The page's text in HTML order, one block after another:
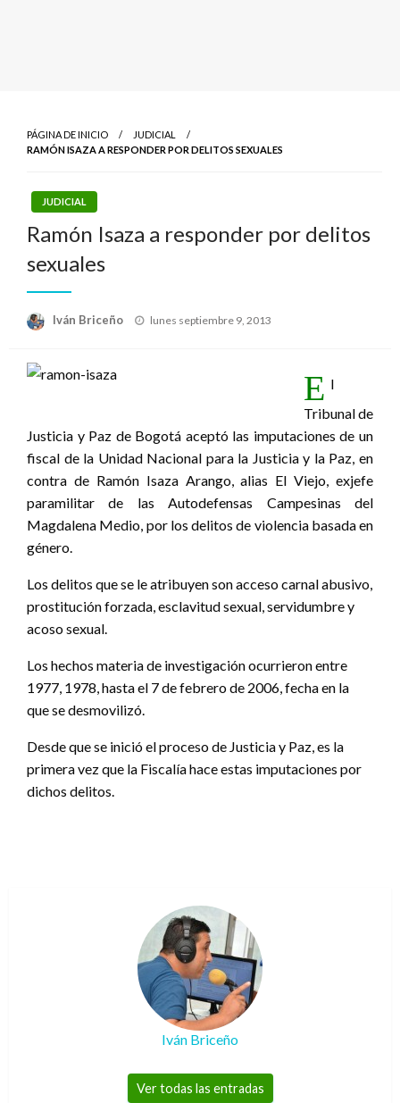
PÁGINA DE INICIO
JUDICIAL
RAMÓN ISAZA A RESPONDER POR DELITOS SEXUALES
JUDICIAL
Ramón Isaza a responder por delitos
sexuales
Iván Briceño
Publicado
lunes septiembre 9, 2013
E l
Tribunal de
Justicia y Paz de Bogotá aceptó las imputaciones de un
fiscal de la Unidad Nacional para la Justicia y la Paz, en
contra de Ramón Isaza Arango, alias El Viejo, exjefe
paramilitar de las Autodefensas Campesinas del
Magdalena Medio, por los delitos de violencia basada en
género.
Los delitos que se le atribuyen son acceso carnal abusivo,
prostitución forzada, esclavitud sexual, servidumbre y
acoso sexual.
Los hechos materia de investigación ocurrieron entre
1977, 1978, hasta el 7 de febrero de 2006, fecha en la
que se desmovilizó.
Desde que se inició el proceso de Justicia y Paz, es la
primera vez que la Fiscalía hace estas imputaciones por
dichos delitos.
Iván Briceño
Ver todas las entradas